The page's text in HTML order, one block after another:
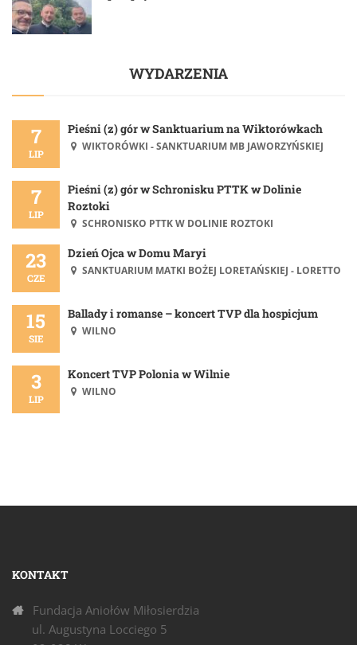
WYDARZENIA
7
LIP
Pieśni (z) gór w Sanktuarium na Wiktorówkach
WIKTORÓWKI - SANKTUARIUM MB JAWORZYŃSKIEJ
7
LIP
Pieśni (z) gór w Schronisku PTTK w Dolinie
Roztoki
SCHRONISKO PTTK W DOLINIE ROZTOKI
23
CZE
Dzień Ojca w Domu Maryi
SANKTUARIUM MATKI BOŻEJ LORETAŃSKIEJ - LORETTO
15
SIE
Ballady i romanse – koncert TVP dla hospicjum
WILNO
3
LIP
Koncert TVP Polonia w Wilnie
WILNO
KONTAKT
Fundacja Aniołów Miłosierdzia
ul. Augustyna Locciego 5